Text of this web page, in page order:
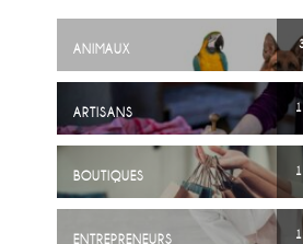
ANIMAUX
ARTISANS
BOUTIQUES
ENTREPRENEURS